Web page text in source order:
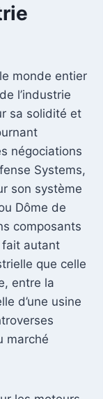
monde entier
l’industrie
sa solidité et
négociations
Systems,
son système
Dôme de
composants
fait autant
que celle
entre la
d’une usine
marché